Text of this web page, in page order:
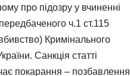
про підозру у вчиненні
ч.1 ст.115
Кримінального
Санкція статті
покарання – позбавлення